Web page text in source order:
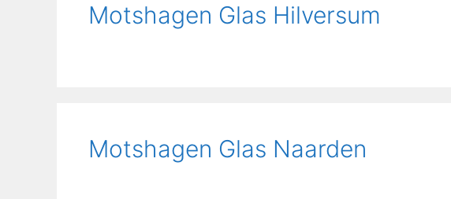
Motshagen Glas Hilversum
Motshagen Glas Naarden